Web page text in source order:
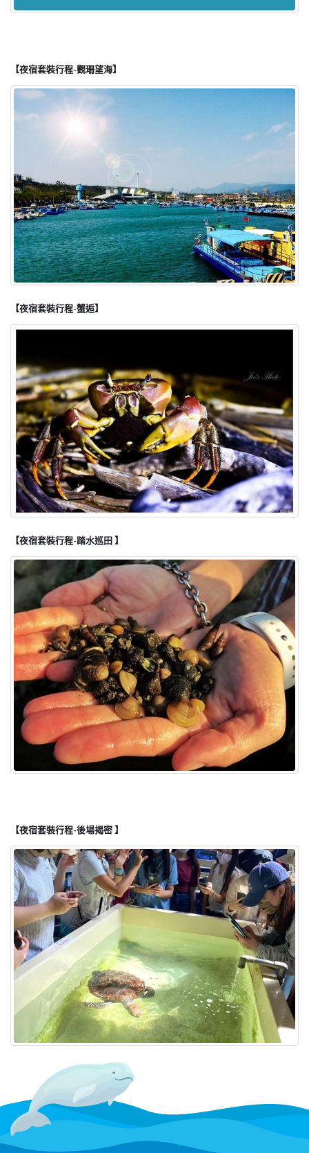
【夜宿套裝行程-觀珊望海】
【夜宿套裝行程-蟹逅】
【夜宿套裝行程-踏水巡田 】
【夜宿套裝行程-後場揭密 】